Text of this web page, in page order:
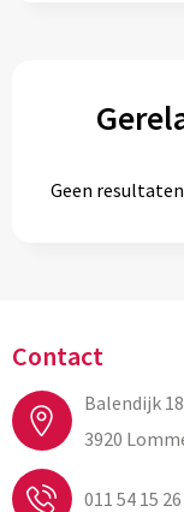
Geen
Contact
Balendijk
3920
011 54 15 26